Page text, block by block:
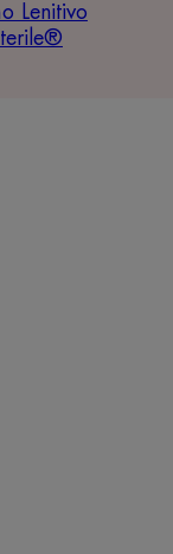
Lenitivo